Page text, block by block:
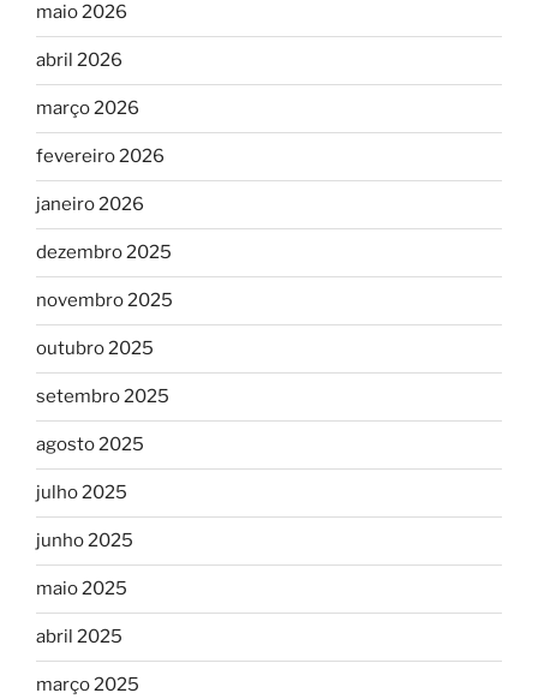
maio 2026
abril 2026
março 2026
fevereiro 2026
janeiro 2026
dezembro 2025
novembro 2025
outubro 2025
setembro 2025
agosto 2025
julho 2025
junho 2025
maio 2025
abril 2025
março 2025